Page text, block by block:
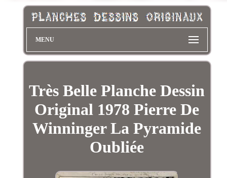
MENU
Très Belle Planche Dessin
Original 1978 Pierre De
Winninger La Pyramide
Oubliée